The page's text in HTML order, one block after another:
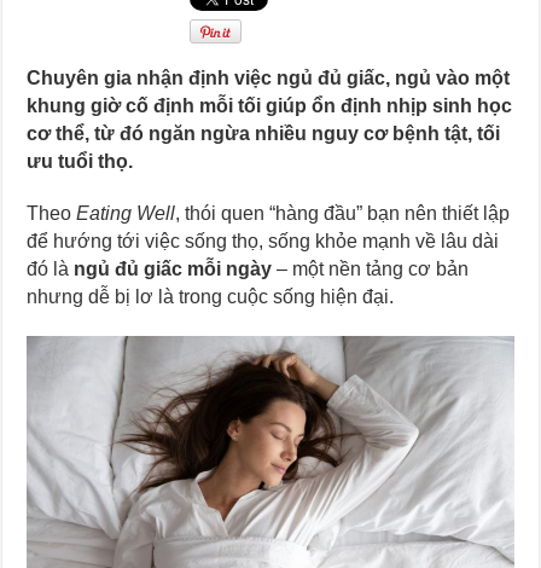
Chuyên gia nhận định việc ngủ đủ giấc, ngủ vào một
khung giờ cố định mỗi tối giúp ổn định nhịp sinh học
cơ thể, từ đó ngăn ngừa nhiều nguy cơ bệnh tật, tối
ưu tuổi thọ.
TheoEating Well, thói quen “hàng đầu” bạn nên thiết lập
để hướng tới việc sống thọ, sống khỏe mạnh về lâu dài
đó là ngủ đủ giấc mỗi ngày – một nền tảng cơ bản
nhưng dễ bị lơ là trong cuộc sống hiện đại.